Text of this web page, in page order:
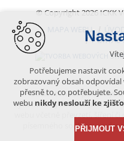
© Copyright 2026 ICKK
MAPA WEBU
ÚVOD
PORTÁL
Obsah tohoto portálu je
vykonává vydavatel.
písemného souhlasu
Potřebujeme nastavit
zobrazovaný obsah
přesně to, co potřebujete.
webu nikdy neslouží ke
PŘIJMOUT